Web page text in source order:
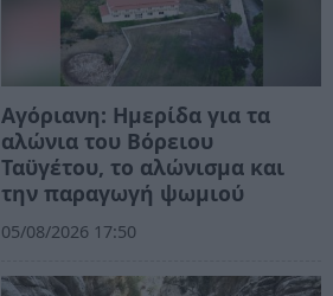
Αγόριανη: Ημερίδα για τα
αλώνια του Βόρειου
Ταϋγέτου, το αλώνισμα και
την παραγωγή ψωμιού
05/08/2026 17:50